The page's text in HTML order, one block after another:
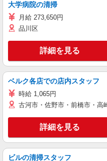
大学病院の清掃
月給 273,650円
品川区
詳細を見る
ベルク各店での店内スタッフ
時給 1,065円
古河市・佐野市・前橋市・高
詳細を見る
ビルの清掃スタッフ